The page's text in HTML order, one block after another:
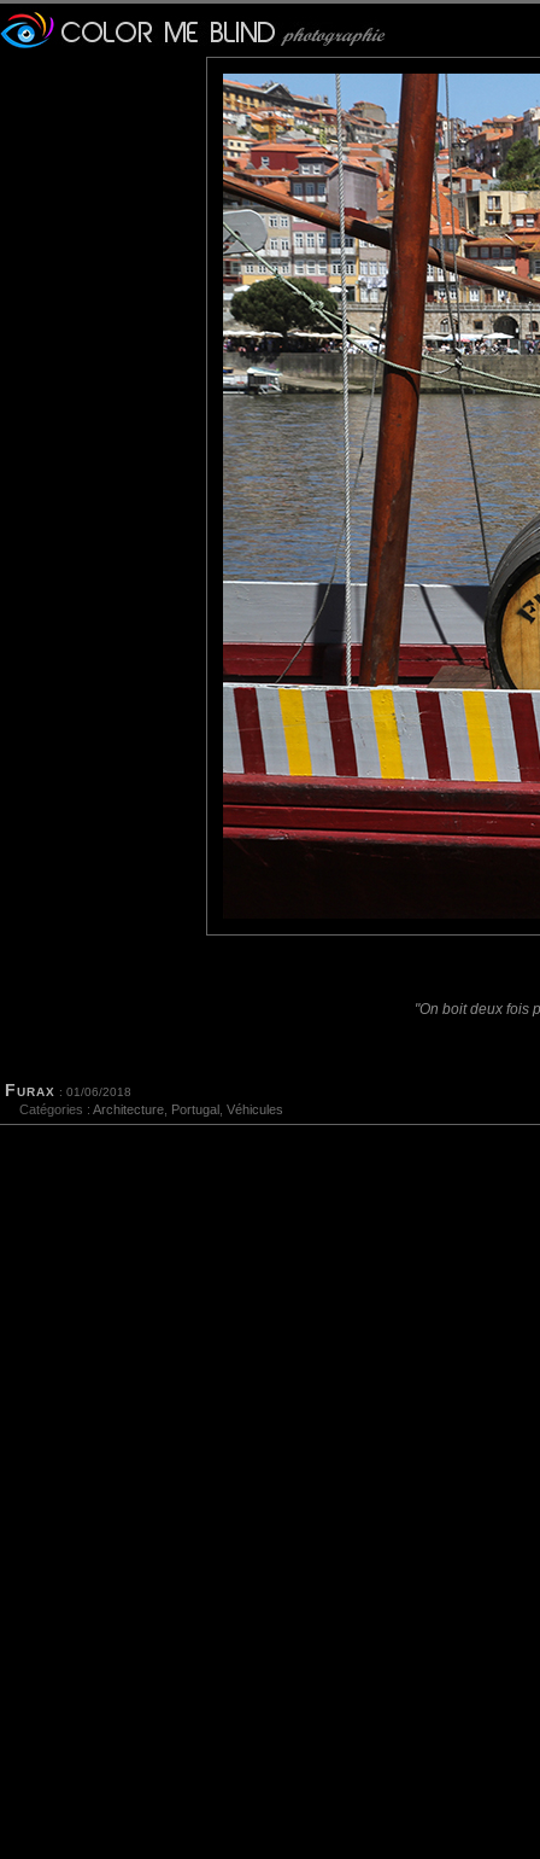
"On boit deux fois
Furax : 01/06/2018
Catégories : Architecture Portugal Véhicules
Un Rabelo est une
avec une longueur
mètres.
Les embarcations
en amont et les villes
Gaia.
Une belle photo pour la
: 05/01/2019
Sais pas pourquoi
un goût étrange dans la
Pardon pour cette
diagonale qui nous dit ce
Laisser un commentaire
Nom
E-mail